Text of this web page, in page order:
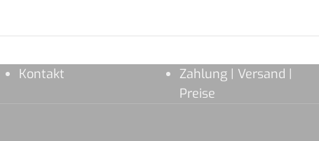
Kontakt
Zahlung | Versand |
Preise